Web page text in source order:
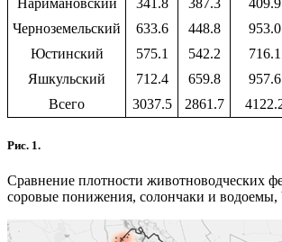
Наримановский
341.8 387.3 409.9
Черноземельский
633.6 448.8 953.0
Юстинский
575.1 542.2 716.1
Яшкульский
712.4 659.8 957.6
Всего
3037.5 2861.7
Рис. 1.
Сравнение плотности животноводческих
соровые понижения, солончаки и